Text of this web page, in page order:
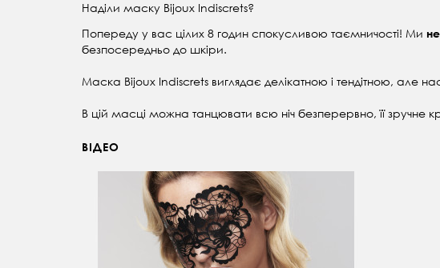
Наділи маску Bijoux Indiscrets?
Попереду у вас цілих 8 годин спокусливою таємничості! Ми
безпосередньо до шкіри.
Маска Bijoux Indiscrets виглядає делікатною і тендітною, але
В цій масці можна танцювати всю ніч безперервно, її зручне
ВІДЕО